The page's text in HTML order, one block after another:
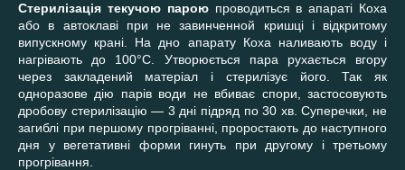
Стерилізація текучою пароюпроводиться в апараті Коха
або в автоклаві при не завинченной кришці і відкритому
випускному крані. На дно апарату Коха наливають воду і
нагрівають до 100°С. Утворюється пара рухається вгору
через закладений матеріал і стерилізує його. Так як
одноразове дію парів води не вбиває спори, застосовують
дробову стерилізацію — 3 дні підряд по 30 хв. Суперечки, не
загиблі при першому прогріванні, проростають до наступного
дня у вегетативні форми гинуть при другому і третьому
прогрівання.